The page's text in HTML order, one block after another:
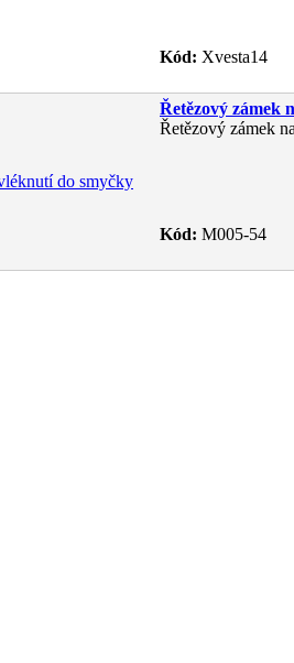
Kód: Xvesta14
Řetězový zámek
Řetězový zámek
Kód: M005-54